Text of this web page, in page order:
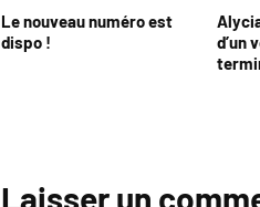
Le nouveau numéro est
dispo !
d’un
Laisser un